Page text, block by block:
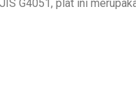
G4051, plat ini